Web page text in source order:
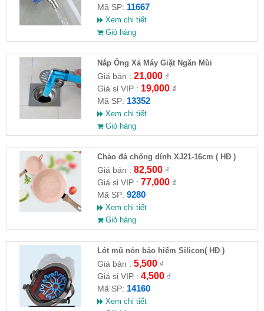
Mã SP: 11667
Xem chi tiết
Giỏ hàng
Nắp Ống Xả Máy Giặt Ngăn Mùi
Giá bán : 21,000₫
Giá sỉ VIP : 19,000₫
Mã SP: 13352
Xem chi tiết
Giỏ hàng
Chảo đá chống dính XJ21-16cm ( HĐ )
Giá bán : 82,500₫
Giá sỉ VIP : 77,000₫
Mã SP: 9280
Xem chi tiết
Giỏ hàng
Lót mũ nón bảo hiểm Silicon( HĐ )
Giá bán : 5,500₫
Giá sỉ VIP : 4,500₫
Mã SP: 14160
Xem chi tiết